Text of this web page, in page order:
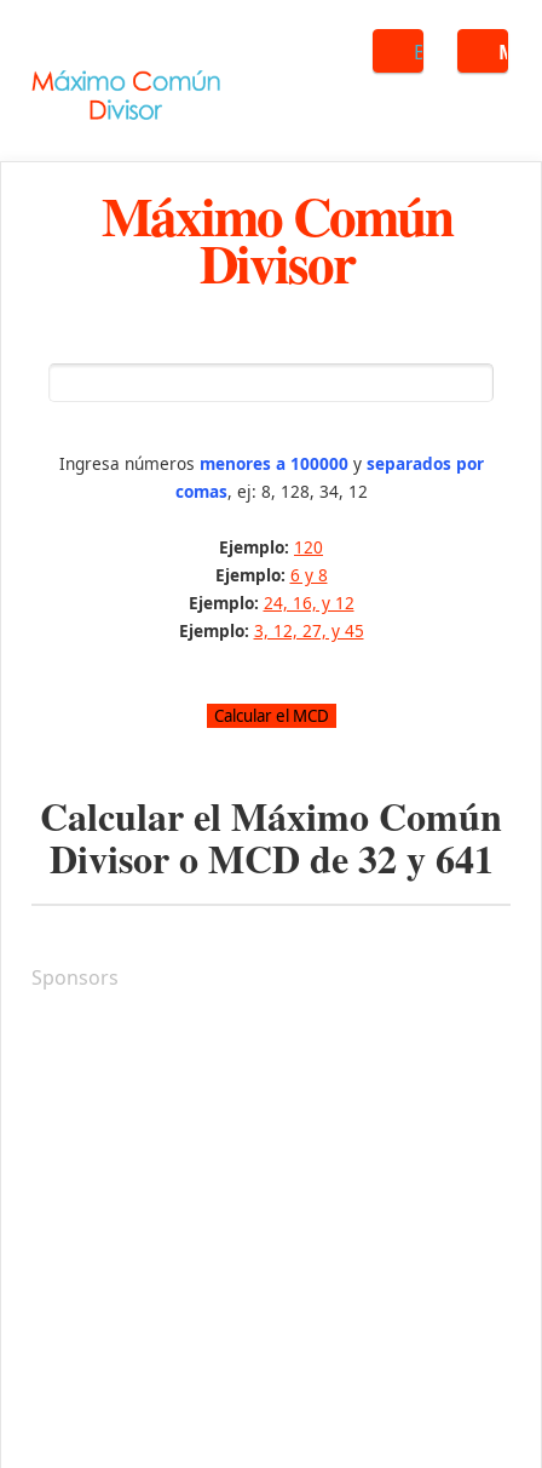
Buscar
Máximo Común
Divisor
Ingresa números menores a 100000y separados por
comas, ej: 8, 128, 34, 12
Ejemplo: 120
Ejemplo: 6 y 8
Ejemplo: 24, 16, y 12
Ejemplo: 3, 12, 27, y 45
Calcular el Máximo Común
Divisor o MCD de32y641
Sponsors